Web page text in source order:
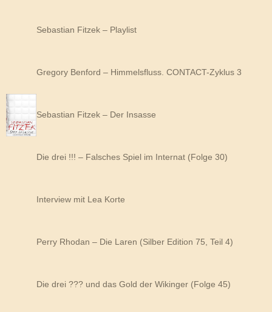
Sebastian Fitzek – Playlist
Gregory Benford – Himmelsfluss. CONTACT-Zyklus 3
Sebastian Fitzek – Der Insasse
Die drei !!! – Falsches Spiel im Internat (Folge 30)
Interview mit Lea Korte
Perry Rhodan – Die Laren (Silber Edition 75, Teil 4)
Die drei ??? und das Gold der Wikinger (Folge 45)